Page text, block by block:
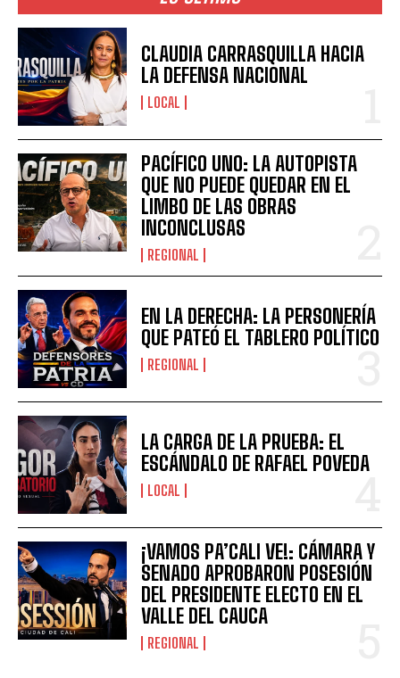
CLAUDIA CARRASQUILLA HACIA
LA DEFENSA NACIONAL
LOCAL
PACÍFICO UNO: LA AUTOPISTA
QUE NO PUEDE QUEDAR EN EL
LIMBO DE LAS OBRAS
INCONCLUSAS
REGIONAL
EN LA DERECHA: LA PERSONERÍA
QUE PATEÓ EL TABLERO POLÍTICO
REGIONAL
LA CARGA DE LA PRUEBA: EL
ESCÁNDALO DE RAFAEL POVEDA
LOCAL
¡VAMOS PA’CALI VE!: CÁMARA Y
SENADO APROBARON POSESIÓN
DEL PRESIDENTE ELECTO EN EL
VALLE DEL CAUCA
REGIONAL